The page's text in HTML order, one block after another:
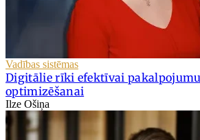
Vadības sistēmas
Digitālie rīki efektīvai
optimizēšanai
Ilze Ošiņa